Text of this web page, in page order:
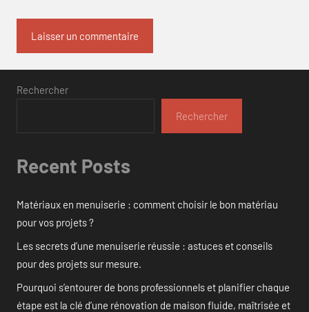
Rechercher
Rechercher
Recent Posts
Matériaux en menuiserie : comment choisir le bon matériau
pour vos projets ?
Les secrets d’une menuiserie réussie : astuces et conseils
pour des projets sur mesure.
Pourquoi s’entourer de bons professionnels et planifier chaque
étape est la clé d’une rénovation de maison fluide, maîtrisée et